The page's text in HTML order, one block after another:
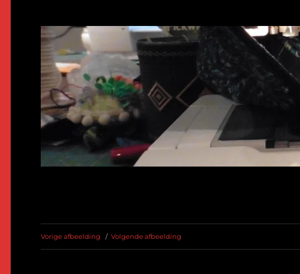
Vorige afbeelding Volgende afbeelding